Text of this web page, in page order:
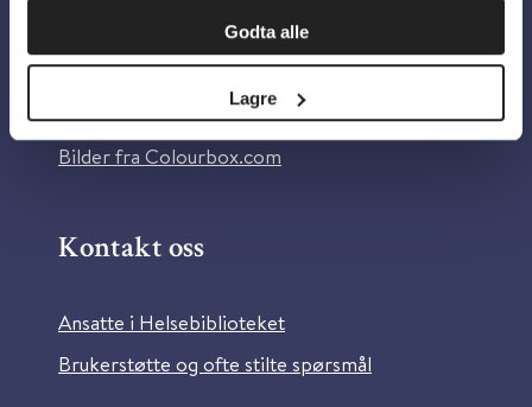
Godta alle
Lagre
Personvern og informasjonskapsler
Tilgjengelighetserklæring
Information in English
Bilder fra Colourbox.com
Kontakt oss
Ansatte i Helsebiblioteket
Brukerstøtte og ofte stilte spørsmål